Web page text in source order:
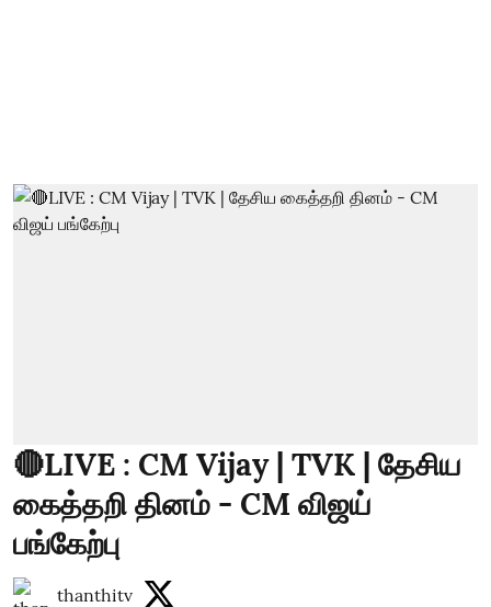
🔴LIVE : CM Vijay | TVK | தேசிய
கைத்தறி தினம் - CM விஜய்
பங்கேற்பு
thanthitv